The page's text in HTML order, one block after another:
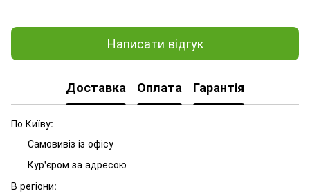
Написати відгук
Доставка Оплата Гарантія
По Київу:
Самовивіз із офісу
Кур'єром за адресою
В регіони: